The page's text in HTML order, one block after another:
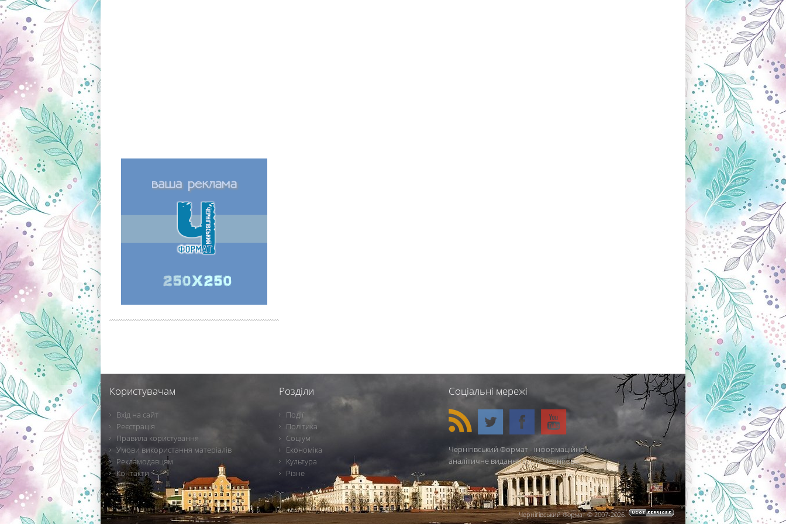
Користувачам
Вхід на сайт
Реєстрація
Правила користування
Умови використання матеріалів
Рекламодавцям
Контакти
Розділи
Події
Політика
Соціум
Економіка
Культура
Різне
Соціальні мережі
Чернігівський Формат - інформаційно-
аналітичне видання міста Чернігова.
Чернігівський Формат © 2007-2026. .